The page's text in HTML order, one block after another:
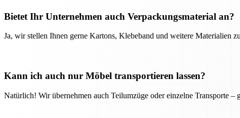
Bietet Ihr Unternehmen auch Verpackungsmaterial an?
Ja, wir stellen Ihnen gerne Kartons, Klebeband und weitere Materialien
Kann ich auch nur Möbel transportieren lassen?
Natürlich! Wir übernehmen auch Teilumzüge oder einzelne Transporte –